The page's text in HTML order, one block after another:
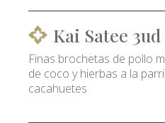
Kai Satee 3ud
Finas brochetas de pollo
de coco y hierbas a la
cacahuetes